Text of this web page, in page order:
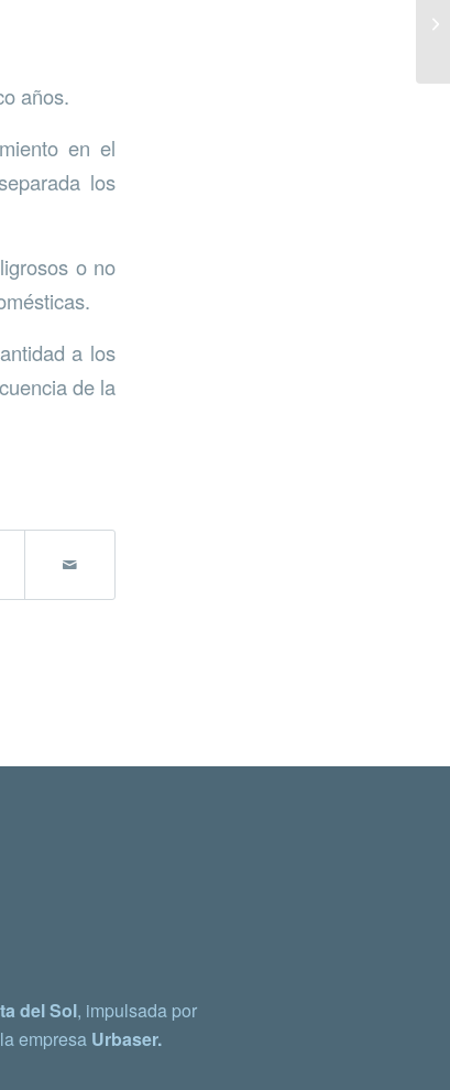
años.
en el
los
o no
a los
de la
del Sol, impulsada por
empresa Urbaser.